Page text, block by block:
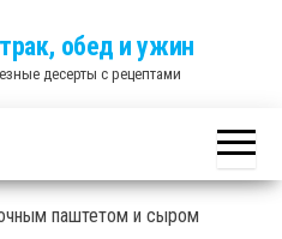
обед и ужин
десерты с рецептами